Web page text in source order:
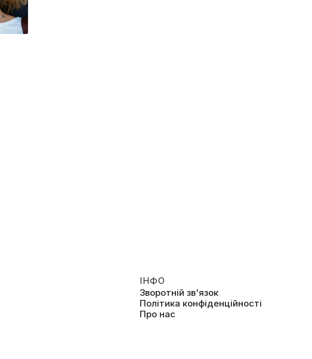
ІНФО
Зворотній зв'язок
Політика конфіденційності
Про нас